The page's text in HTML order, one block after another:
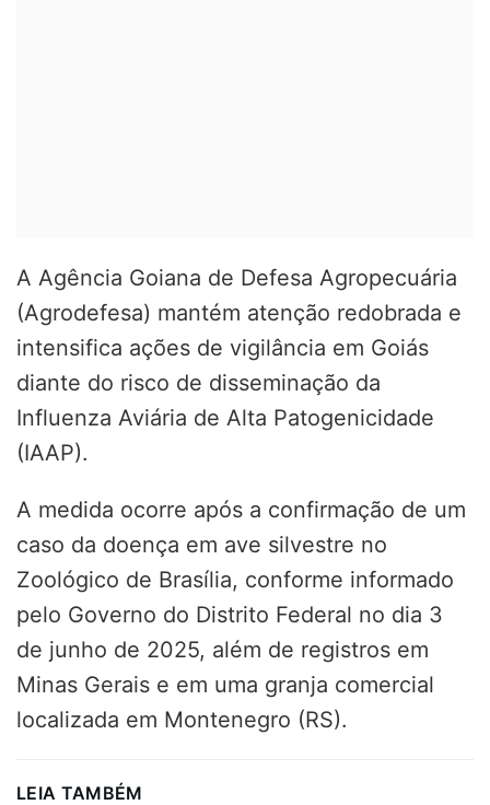
A Agência Goiana de Defesa Agropecuária
(Agrodefesa) mantém atenção redobrada e
intensifica ações de vigilância em Goiás
diante do risco de disseminação da
Influenza Aviária de Alta Patogenicidade
(IAAP).
A medida ocorre após a confirmação de um
caso da doença em ave silvestre no
Zoológico de Brasília, conforme informado
pelo Governo do Distrito Federal no dia 3
de junho de 2025, além de registros em
Minas Gerais e em uma granja comercial
localizada em Montenegro (RS).
LEIA TAMBÉM